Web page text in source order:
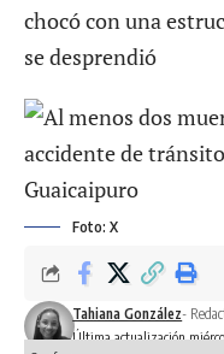
chocó con una
se desprendió
Foto: X
Última actualización
Tahiana González-